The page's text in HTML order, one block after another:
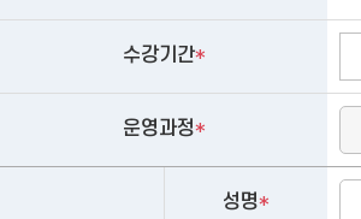
수강기간*
운영과정*
성명*